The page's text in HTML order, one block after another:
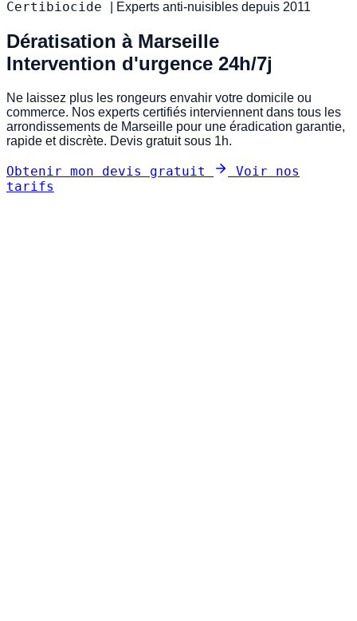
Certibiocide Experts anti-nuisibles depuis 2011
Dératisation à Marseille
Intervention d'urgence 24h/7j
Ne laissez plus les rongeurs envahir votre domicile ou
commerce. Nos experts certifiés interviennent dans tous les
arrondissements de Marseille pour une éradication garantie,
rapide et discrète. Devis gratuit sous 1h.
Obtenir mon devis gratuit
Voir nos
tarifs